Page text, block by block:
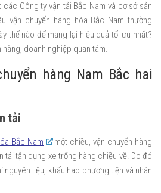
Công ty vận tải Bắc Nam và cơ sở sản
vận chuyển hàng hóa Bắc Nam thường
thế nào để mang lại hiệu quả tối ưu nhất?
doanh nghiệp quan tâm.
hàng Nam Bắc hai
tải
Bắc Nam
một chiều, vận chuyển hàng
tải tận dụng xe trống hàng chiều về. Do đó
liệu, khấu hao phương tiện và nhân